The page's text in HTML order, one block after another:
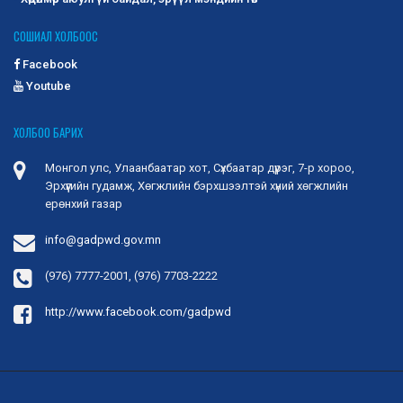
бичгийн хэлгүй, зөвхөн ярианы хэл байдлаар
оршдог. -Дохионы...
Монгол дохионы хэлний хөгжлийн түүх
2025-09-23 1384
СОШИАЛ ХОЛБООС
Facebook
Youtube
ХОЛБОО БАРИХ
Монгол улс, Улаанбаатар хот, Сүхбаатар дүүрэг, 7-р хороо,
Эрхүүгийн гудамж, Хөгжлийн бэрхшээлтэй хүний хөгжлийн
ерөнхий газар
info@gadpwd.gov.mn
(976) 7777-2001, (976) 7703-2222
http://www.facebook.com/gadpwd